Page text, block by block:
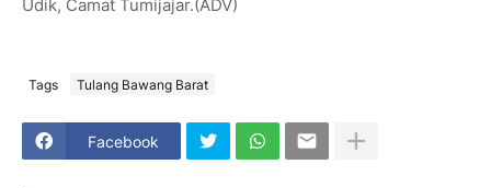
Udik, Camat Tumijajar.(ADV)
Tags Tulang Bawang Barat
Facebook